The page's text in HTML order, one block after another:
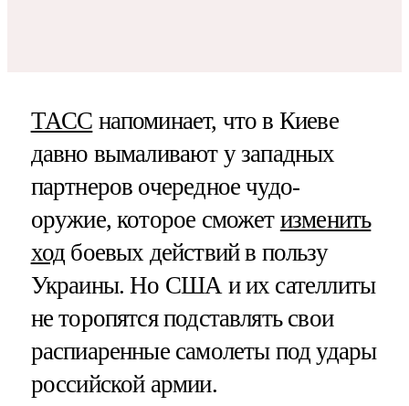
ТАСС напоминает, что в Киеве
давно вымаливают у западных
партнеров очередное чудо-
оружие, которое сможет изменить
ход боевых действий в пользу
Украины. Но США и их сателлиты
не торопятся подставлять свои
распиаренные самолеты под удары
российской армии.